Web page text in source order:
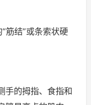
筋结”或条索状硬
手的拇指、食指和